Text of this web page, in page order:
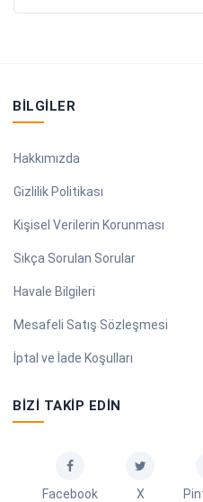
BILGILER
Hakkımızda
Gizlilik Politikası
Kişisel Verilerin Korunması
Sıkça Sorulan Sorular
Havale Bilgileri
Mesafeli Satış Sözleşmesi
İptal ve İade Koşulları
BIZI TAKIP EDIN
Facebook X